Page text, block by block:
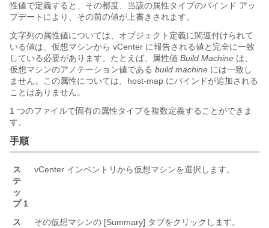
性値で定義すると、その都度、当該の属性タイプのバインド アッ
プデートにより、その前の値が上書きされます。
文字列の属性値については、オブジェクト定義に関連付けられて
いる値は、仮想マシンから vCenter に報告される値と完全に一致
している必要があります。たとえば、属性値 Build Machine は、
仮想マシンのアノテーション値である build machine には一致し
ません。この属性については、host-map にバインドが追加される
ことはありません。
1 つのファイルで固有の属性タイプを複数定義することができま
す。
手順
ス
テ
ッ
プ 1
vCenter インベントリから仮想マシンを選択します。
ス
その仮想マシンの [Summary] タブをクリックします。